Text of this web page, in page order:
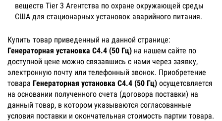
веществ Tier 3 Агентства по охране окружающей среды
США для стационарных установок аварийного питания.
Купить товар приведенный на данной странице:
Генераторная установка C4.4 (50 Гц) на нашем сайте по
доступной цене можно связавшись с нами через заявку,
электронную почту или телефонный звонок. Приобретение
товара Генераторная установка C4.4 (50 Гц) осущетсвляется
на основании полученного счета (договора поставки) на
данный товар, в котором указываются согласованные
условия поставки и окончательная стоимость партии товара.